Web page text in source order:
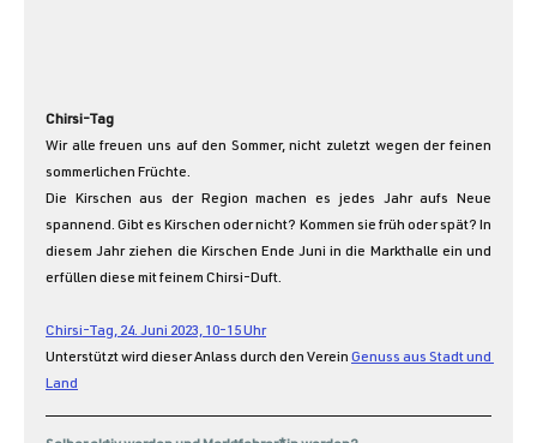
Chirsi-Tag
Wir alle freuen uns auf den Sommer, nicht zuletzt wegen der feinen
sommerlichen Früchte.
Die Kirschen aus der Region machen es jedes Jahr aufs Neue
spannend. Gibt es Kirschen oder nicht? Kommen sie früh oder spät? In
diesem Jahr ziehen die Kirschen Ende Juni in die Markthalle ein und
erfüllen diese mit feinem Chirsi-Duft.
Chirsi-Tag, 24. Juni 2023, 10-15 Uhr
Unterstützt wird dieser Anlass durch den Verein Genuss aus Stadt und
Land